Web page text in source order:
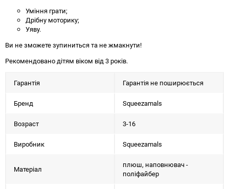
Уміння грати;
Дрібну моторику;
Уяву.
Ви не зможете зупиниться та не жмакнути!
Рекомендовано дітям віком від 3 років.
Гарантія Гарантія не поширюється
Бренд Squeezamals
Возраст 3-16
Виробник Squeezamals
Матеріал
плюш, наповнювач -
поліфайбер